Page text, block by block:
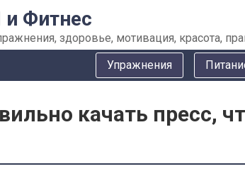
и Фитнес
здоровье, мотивация, красота,
Упражнения
качать пресс,